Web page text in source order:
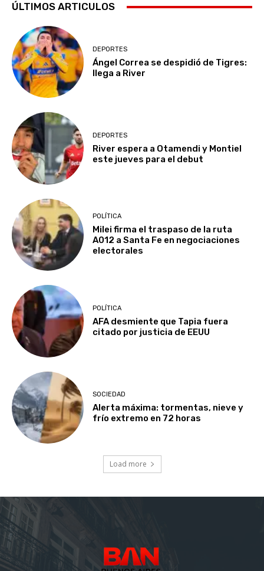
ÚLTIMOS ARTICULOS
DEPORTES
Ángel Correa se despidió de Tigres:
llega a River
DEPORTES
River espera a Otamendi y Montiel
este jueves para el debut
POLÍTICA
Milei firma el traspaso de la ruta
A012 a Santa Fe en negociaciones
electorales
POLÍTICA
AFA desmiente que Tapia fuera
citado por justicia de EEUU
SOCIEDAD
Alerta máxima: tormentas, nieve y
frío extremo en 72 horas
Load more